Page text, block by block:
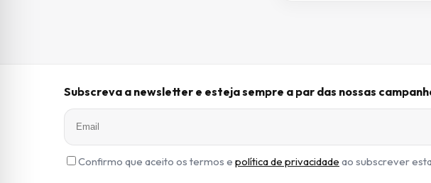
Subscreva a newsletter e esteja sempre a par das nossas
Confirmo que aceito os termos e política de privacidade ao subscrever